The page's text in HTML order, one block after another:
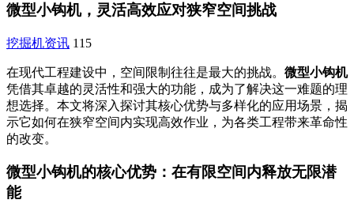
微型小钩机，灵活高效应对狭窄空间挑战
挖掘机资讯 115
在现代工程建设中，空间限制往往是最大的挑战。 微型小钩机
凭借其卓越的灵活性和强大的功能，成为了解决这一难题的理
想选择。本文将深入探讨其核心优势与多样化的应用场景，揭
示它如何在狭窄空间内实现高效作业，为各类工程带来革命性
的改变。
微型小钩机的核心优势：在有限空间内释放无限潜
能